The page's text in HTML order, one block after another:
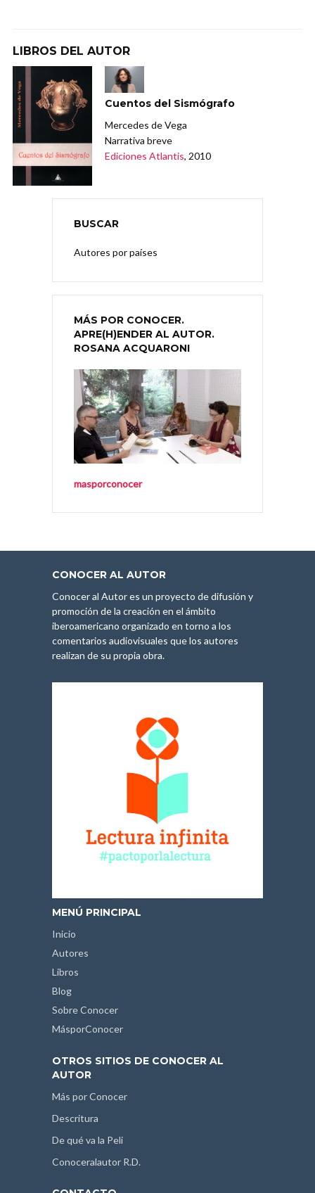
LIBROS DEL AUTOR
Cuentos del Sismógrafo
Mercedes de Vega
Narrativa breve
Ediciones Atlantis, 2010
BUSCAR
Autores por países
MÁS POR CONOCER.
APRE(H)ENDER AL AUTOR.
ROSANA ACQUARONI
masporconocer
CONOCER AL AUTOR
Conocer al Autor es un proyecto de difusión y
promoción de la creación en el ámbito
iberoamericano organizado en torno a los
comentarios audiovisuales que los autores
realizan de su propia obra.
MENÚ PRINCIPAL
Inicio
Autores
Libros
Blog
Sobre Conocer
MásporConocer
OTROS SITIOS DE CONOCER AL
AUTOR
Más por Conocer
Descritura
De qué va la Peli
Conoceralautor R.D.